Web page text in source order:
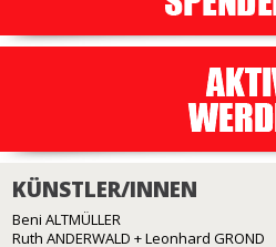
KÜNSTLER/INNEN
Beni ALTMÜLLER
Ruth ANDERWALD + Leonhard GROND